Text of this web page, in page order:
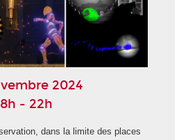
2024
- 22h
dans la limite des places